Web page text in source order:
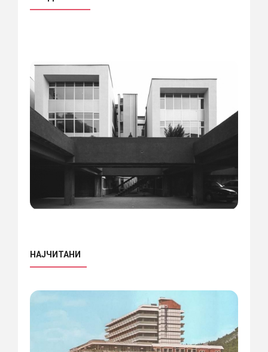
НАЈЧИТАНИ